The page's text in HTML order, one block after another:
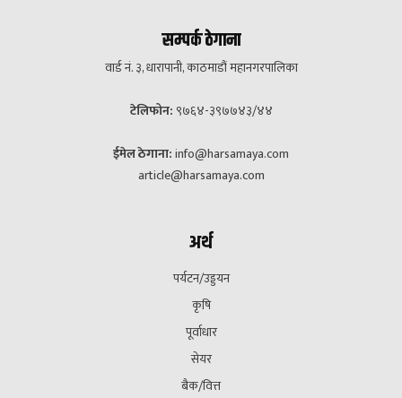
सम्पर्क ठेगाना
वार्ड नं. ३, धारापानी, काठमाडौं महानगरपालिका
टेलिफोन: ९७६४-३९७७४३/४४
ईमेल ठेगाना:info@harsamaya.com
article@harsamaya.com
अर्थ
पर्यटन/उड्डयन
कृषि
पूर्वाधार
सेयर
बैक/वित्त